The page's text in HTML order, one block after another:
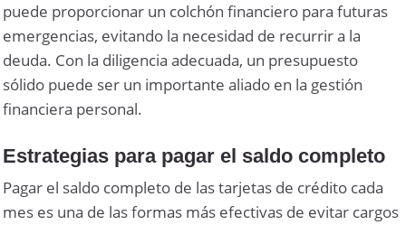
puede proporcionar un colchón financiero para futuras
emergencias, evitando la necesidad de recurrir a la
deuda. Con la diligencia adecuada, un presupuesto
sólido puede ser un importante aliado en la gestión
financiera personal.
Estrategias para pagar el saldo completo
Pagar el saldo completo de las tarjetas de crédito cada
mes es una de las formas más efectivas de evitar cargos